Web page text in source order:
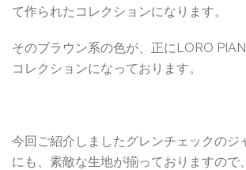
て作られたコレクションになります。
そのブラウン系の色が、正にLORO
コレクションになっております。
今回ご紹介しましたグレンチェックのジ
にも、素敵な生地が揃っておりますので